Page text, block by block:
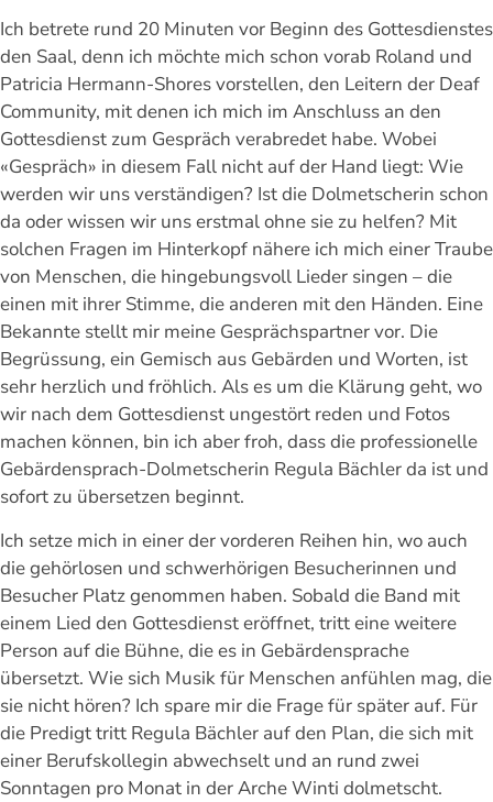
Ich betrete rund 20 Minuten vor Beginn des Gottesdienstes
den Saal, denn ich möchte mich schon vorab Roland und
Patricia Hermann-Shores vorstellen, den Leitern der Deaf
Community, mit denen ich mich im Anschluss an den
Gottesdienst zum Gespräch verabredet habe. Wobei
«Gespräch» in diesem Fall nicht auf der Hand liegt: Wie
werden wir uns verständigen? Ist die Dolmetscherin schon
da oder wissen wir uns erstmal ohne sie zu helfen? Mit
solchen Fragen im Hinterkopf nähere ich mich einer Traube
von Menschen, die hingebungsvoll Lieder singen – die
einen mit ihrer Stimme, die anderen mit den Händen. Eine
Bekannte stellt mir meine Gesprächspartner vor. Die
Begrüssung, ein Gemisch aus Gebärden und Worten, ist
sehr herzlich und fröhlich. Als es um die Klärung geht, wo
wir nach dem Gottesdienst ungestört reden und Fotos
machen können, bin ich aber froh, dass die professionelle
Gebärdensprach-Dolmetscherin Regula Bächler da ist und
sofort zu übersetzen beginnt.
Ich setze mich in einer der vorderen Reihen hin, wo auch
die gehörlosen und schwerhörigen Besucherinnen und
Besucher Platz genommen haben. Sobald die Band mit
einem Lied den Gottesdienst eröffnet, tritt eine weitere
Person auf die Bühne, die es in Gebärdensprache
übersetzt. Wie sich Musik für Menschen anfühlen mag, die
sie nicht hören? Ich spare mir die Frage für später auf. Für
die Predigt tritt Regula Bächler auf den Plan, die sich mit
einer Berufskollegin abwechselt und an rund zwei
Sonntagen pro Monat in der Arche Winti dolmetscht.